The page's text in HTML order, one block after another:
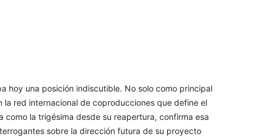
hoy una posición indiscutible. No solo como principal
red internacional de coproducciones que define el
la trigésima desde su reapertura, confirma esa
sobre la dirección futura de su proyecto